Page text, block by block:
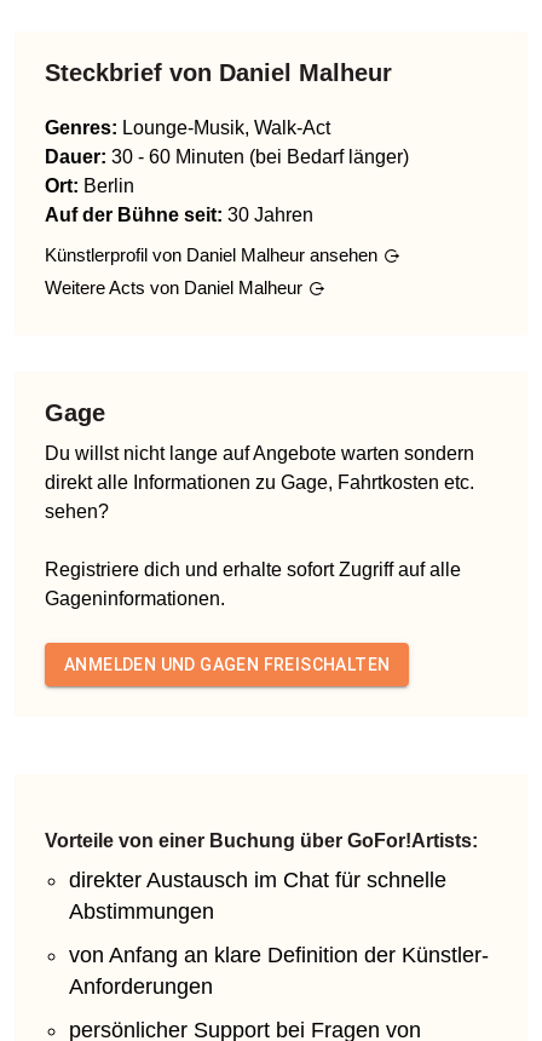
Steckbrief von Daniel Malheur
Genres: Lounge-Musik, Walk-Act
Dauer: 30 - 60 Minuten (bei Bedarf länger)
Ort: Berlin
Auf der Bühne seit: 30 Jahren
Künstlerprofil von Daniel Malheur ansehen
Weitere Acts von Daniel Malheur
Gage
Du willst nicht lange auf Angebote warten sondern
direkt alle Informationen zu Gage, Fahrtkosten etc.
sehen?
Registriere dich und erhalte sofort Zugriff auf alle
Gageninformationen.
ANMELDEN UND GAGEN FREISCHALTEN
Vorteile von einer Buchung über GoFor!Artists:
direkter Austausch im Chat für schnelle
Abstimmungen
von Anfang an klare Definition der Künstler-
Anforderungen
persönlicher Support bei Fragen von